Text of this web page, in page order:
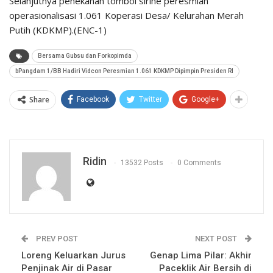
operasionalisasi 1.061 Koperasi Desa/ Kelurahan Merah
Putih (KDKMP).(ENC-1)
Bersama Gubsu dan Forkopimda
bPangdam 1/BB Hadiri Vidcon Peresmian 1.061 KDKMP Dipimpin Presiden RI
Share Facebook Twitter Google+
Ridin 13532 Posts 0 Comments
PREV POST
Loreng Keluarkan Jurus
Penjinak Air di Pasar
NEXT POST
Genap Lima Pilar: Akhir
Paceklik Air Bersih di